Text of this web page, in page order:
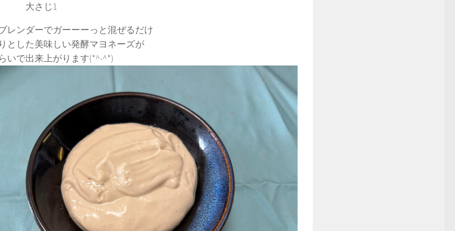
大さじ1
レンダーでガーーーっと混ぜるだけ
とした美味しい発酵マヨネーズが
いで出来上がります(*^-^*)